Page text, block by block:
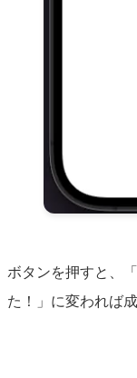
ボタンを押すと、
た！」に変われば成